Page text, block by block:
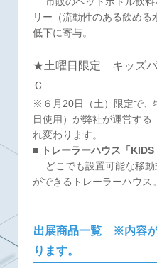
リー（流動性のある飲め
低下に寄与。
★土曜日限定 キッズパ
Ｃ
※６月20日（土）限定で、
日使用）が弊社が運営する
れ変わります。
■ トレーラーハウス「KIDS
どこでも設置可能な移動
ができるトレーラーハウス。
出展商品一覧 ※内容が
ります。